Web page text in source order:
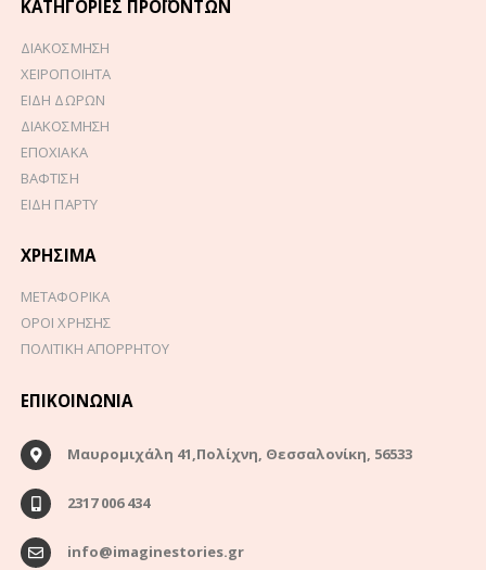
ΚΑΤΗΓΟΡΊΕΣ ΠΡΟΪΌΝΤΩΝ
ΔΙΑΚΟΣΜΗΣΗ
ΧΕΙΡΟΠΟΙΗΤΑ
ΕΙΔΗ ΔΩΡΩΝ
ΔΙΑΚΟΣΜΗΣΗ
ΕΠΟΧΙΑΚΑ
ΒΑΦΤΙΣΗ
ΕΙΔΗ ΠΑΡΤΥ
ΧΡΉΣΙΜΑ
ΜΕΤΑΦΟΡΙΚΑ
ΟΡΟΙ ΧΡΗΣΗΣ
ΠΟΛΙΤΙΚΗ ΑΠΟΡΡΗΤΟΥ
ΕΠΙΚΟΙΝΩΝΊΑ
Μαυρομιχάλη 41,Πολίχνη, Θεσσαλονίκη, 56533
2317 006 434
info@imaginestories.gr